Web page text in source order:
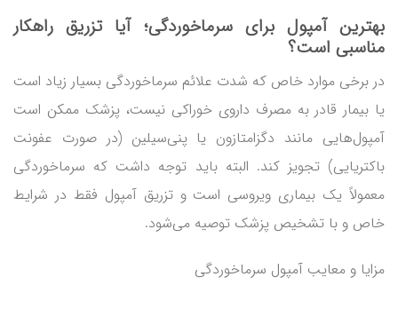
بهترین آمپول برای سرماخوردگی؛ آیا تزریق راهکار
مناسبی است؟
در برخی موارد خاص که شدت علائم سرماخوردگی بسیار زیاد است
یا بیمار قادر به مصرف داروی خوراکی نیست، پزشک ممکن است
آمپول‌هایی مانند دگزامتازون یا پنی‌سیلین (در صورت عفونت
باکتریایی) تجویز کند. البته باید توجه داشت که سرماخوردگی
معمولاً یک بیماری ویروسی است و تزریق آمپول فقط در شرایط
خاص و با تشخیص پزشک توصیه می‌شود.
مزایا و معایب آمپول سرماخوردگی